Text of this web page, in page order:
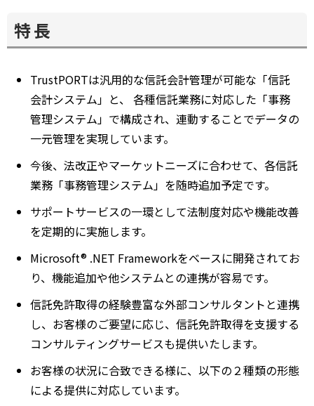
特長
TrustPORTは汎用的な信託会計管理が可能な「信託
会計システム」と、 各種信託業務に対応した「事務
管理システム」で構成され、連動することでデータの
一元管理を実現しています。
今後、法改正やマーケットニーズに合わせて、各信託
業務「事務管理システム」を随時追加予定です。
サポートサービスの一環として法制度対応や機能改善
を定期的に実施します。
Microsoft® .NET Frameworkをベースに開発されてお
り、機能追加や他システムとの連携が容易です。
信託免許取得の経験豊富な外部コンサルタントと連携
し、お客様のご要望に応じ、信託免許取得を支援する
コンサルティングサービスも提供いたします。
お客様の状況に合致できる様に、以下の２種類の形態
による提供に対応しています。